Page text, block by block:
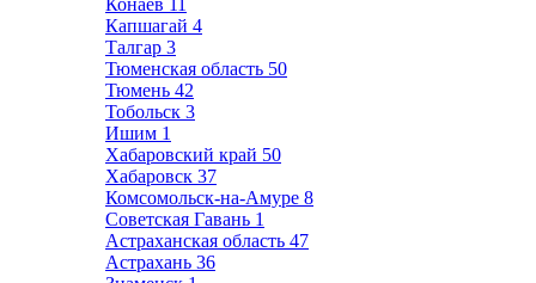
Конаев 11
Капшагай 4
Талгар 3
Тюменская область 50
Тюмень 42
Тобольск 3
Ишим 1
Хабаровский край 50
Хабаровск 37
Комсомольск-на-Амуре 8
Советская Гавань 1
Астраханская область 47
Астрахань 36